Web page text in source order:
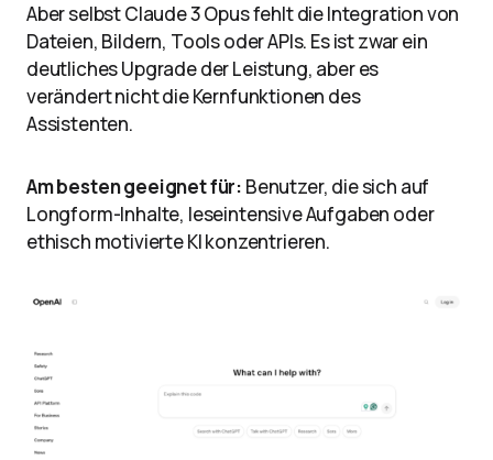
Aber selbst Claude 3 Opus fehlt die Integration von
Dateien, Bildern, Tools oder APIs. Es ist zwar ein
deutliches Upgrade der Leistung, aber es
verändert nicht die Kernfunktionen des
Assistenten.
Am besten geeignet für: Benutzer, die sich auf
Longform-Inhalte, leseintensive Aufgaben oder
ethisch motivierte KI konzentrieren.